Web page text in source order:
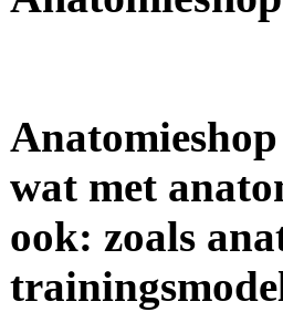
wat met
ook: zoals